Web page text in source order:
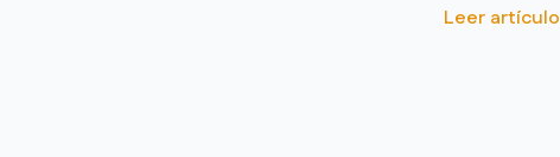
Leer artículo